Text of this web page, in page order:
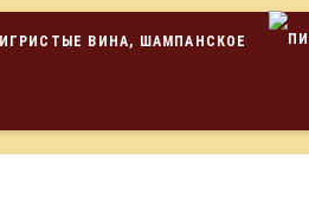
ИГРИСТЫЕ ВИНА, ШАМПАНСКОЕ